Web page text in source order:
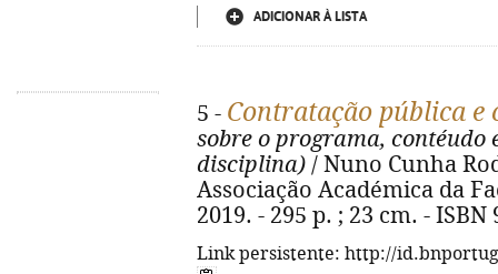
ADICIONAR À LISTA
5 - Contratação pública e
sobre o programa, contéudo
disciplina) / Nuno Cunha
Associação Académica da
2019. - 295 p. ; 23 cm. - ISBN
Link persistente: http://